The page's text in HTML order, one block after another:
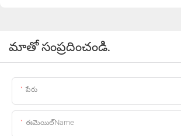
మాతో సంప్రదించండి.
పేరు
ఈమెయిల్Name